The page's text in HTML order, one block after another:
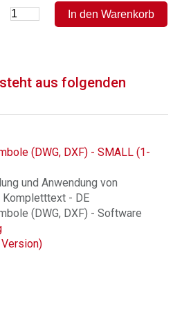
aus folgenden
(DWG, DXF) - SMALL (1-
und Anwendung von
Kompletttext - DE
(DWG, DXF) - Software